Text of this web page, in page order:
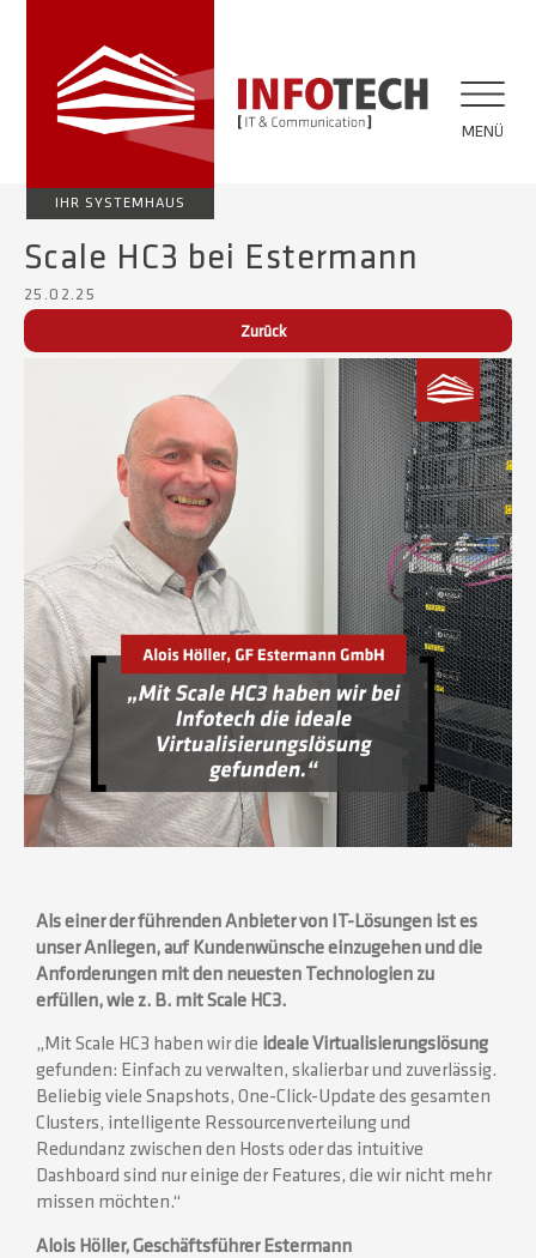
IHR SYSTEMHAUS
MENÜ
Scale HC3 bei Estermann
25.02.25
Zurück
Als einer der führenden Anbieter von IT-Lösungen ist es
unser Anliegen, auf Kundenwünsche einzugehen und die
Anforderungen mit den neuesten Technologien zu
erfüllen, wie z. B. mit Scale HC3.
„Mit Scale HC3 haben wir die ideale Virtualisierungslösung
gefunden: Einfach zu verwalten, skalierbar und zuverlässig.
Beliebig viele Snapshots, One-Click-Update des gesamten
Clusters, intelligente Ressourcenverteilung und
Redundanz zwischen den Hosts oder das intuitive
Dashboard sind nur einige der Features, die wir nicht mehr
missen möchten.“
Alois Höller, Geschäftsführer Estermann